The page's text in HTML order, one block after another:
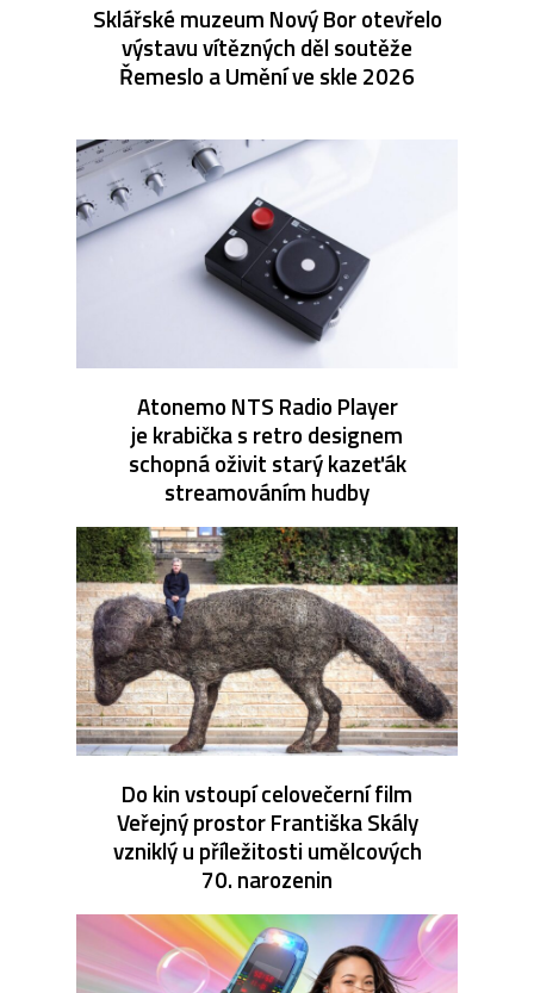
Sklářské muzeum Nový Bor otevřelo
výstavu vítězných děl soutěže
Řemeslo a Umění ve skle 2026
Atonemo NTS Radio Player
je krabička s retro designem
schopná oživit starý kazeťák
streamováním hudby
Do kin vstoupí celovečerní film
Veřejný prostor Františka Skály
vzniklý u příležitosti umělcových
70. narozenin